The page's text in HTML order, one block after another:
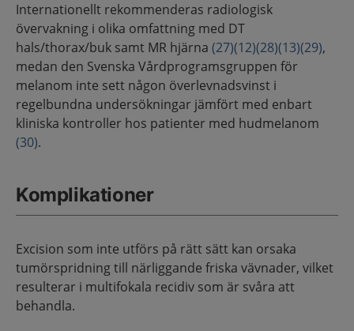
Internationellt rekommenderas radiologisk
övervakning i olika omfattning med DT
hals/thorax/buk samt MR hjärna (27)(12)(28)(13)(29),
medan den Svenska Vårdprogramsgruppen för
melanom inte sett någon överlevnadsvinst i
regelbundna undersökningar jämfört med enbart
kliniska kontroller hos patienter med hudmelanom
(30).
Komplikationer
Excision som inte utförs på rätt sätt kan orsaka
tumörspridning till närliggande friska vävnader, vilket
resulterar i multifokala recidiv som är svåra att
behandla.